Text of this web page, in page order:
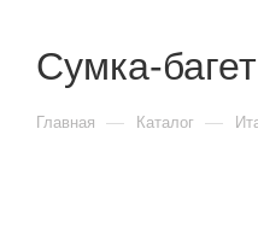
Сумка-
Главная — Каталог —